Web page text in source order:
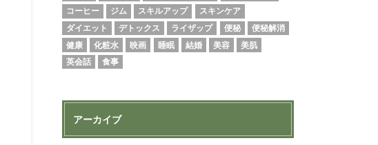
コーヒー
ジム スキルアップ
スキンケア
ダイエット
デトックス ライザップ 便秘
便秘解消
健康
化粧水 映画 睡眠 結婚 美容
美肌
英会話
食事
アーカイブ